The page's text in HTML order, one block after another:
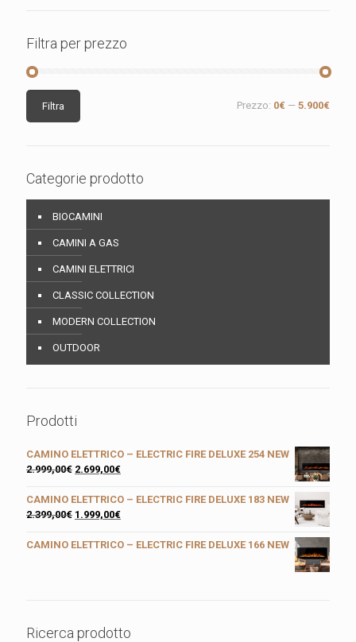
Filtra per prezzo
Prezzo
Prezzo
MaxFiltra Prezzo: 0€ — 5.900€
Categorie prodotto
BIOCAMINI
CAMINI A GAS
CAMINI ELETTRICI
CLASSIC COLLECTION
MODERN COLLECTION
OUTDOOR
Prodotti
CAMINO ELETTRICO – ELECTRIC FIRE DELUXE 254 NEW
2.999,00€ 2.699,00€
CAMINO ELETTRICO – ELECTRIC FIRE DELUXE 183 NEW
2.399,00€ 1.999,00€
CAMINO ELETTRICO – ELECTRIC FIRE DELUXE 166 NEW
Ricerca prodotto